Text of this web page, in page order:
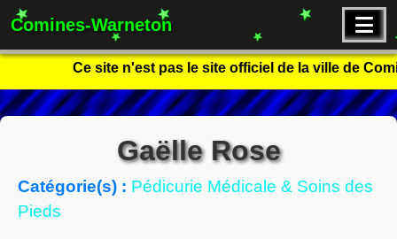
Comines-Warneton
Ce site n'est pas le site officiel de la ville de
Gaëlle Rose
Catégorie(s) : Pédicurie Médicale & Soins des
Pieds